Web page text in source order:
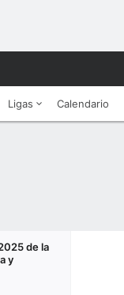
Ligas Calendario
de la
y